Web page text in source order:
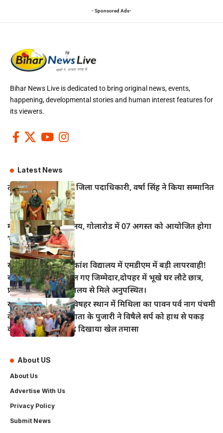
- Sponsored Ads-
Bihar News Live is dedicated to bring original news, events,
happening, developmental stories and human interest features for
its viewers.
Latest News
तीन वरिष्ठ पत्रकारों को जिला पदाधिकारी, वर्षा सिंह ने किया सम्मानित
महुआ के विद्युत कार्यालय, गोलारोड में 07 अगस्त को आयोजित होगा
‘सोलर मेला–2026’
खानपुर प्रखंड के अधिकांश विद्यालय में एमडीएम में बड़ी लापरवाही!
बच्चों का निवाला निगल गए जिम्मेदार,दोपहर में भूखे घर लौटे छात्र,
प्रधानाध्यापक भी विद्यालय से मिले अनुपस्थित।
खानपुर बाजार स्थित विषहर स्थान में मिथिला का पावन पर्व नाग पंचमी
के अवसर पर विषहर माता के पुजारी ने विषैले सर्प को हाथ से पकड़
कर पूजा अर्चना के बाद दिखाया खेल तमासा
About US
About Us
Advertise With Us
Privacy Policy
Submit News